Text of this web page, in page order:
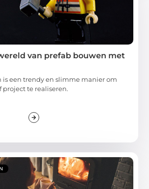
van prefab bouwen met
is een trendy en slimme manier om
project te realiseren.